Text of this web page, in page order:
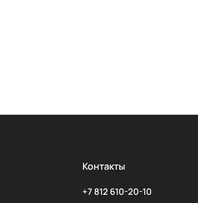
Контакты
+7 812 610-20-10